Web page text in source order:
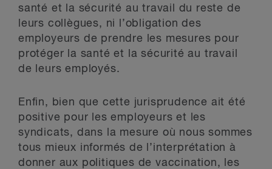
santé et la sécurité au travail du reste de
leurs collègues, ni l’obligation des
employeurs de prendre les mesures pour
protéger la santé et la sécurité au travail
de leurs employés.
Enfin, bien que cette jurisprudence ait été
positive pour les employeurs et les
syndicats, dans la mesure où nous sommes
tous mieux informés de l’interprétation à
donner aux politiques de vaccination, les